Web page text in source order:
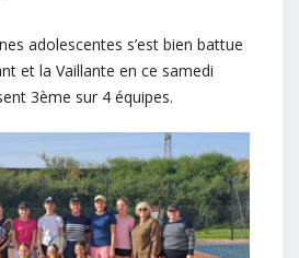
adolescentes s’est bien battue
et la Vaillante en ce samedi
3ème sur 4 équipes.